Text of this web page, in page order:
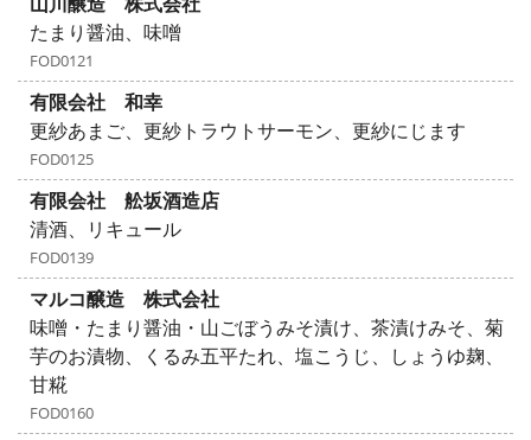
たまり醤油、味噌
FOD0121
有限会社 和幸
更紗あまご、更紗トラウトサーモン、更紗にじます
FOD0125
有限会社 舩坂酒造店
清酒、リキュール
FOD0139
マルコ醸造 株式会社
味噌・たまり醤油・山ごぼうみそ漬け、茶漬けみそ、菊
芋のお漬物、くるみ五平たれ、塩こうじ、しょうゆ麹、
甘糀
FOD0160